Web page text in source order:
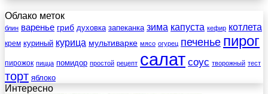
Облако меток
блин варенье гриб духовка запеканка зима капуста кефир котлета
крем куриный курица мультиварке мясо огурец печенье пирог
пирожок пицца помидор простой рецепт салат соус творожный тест
торт яблоко
Интересно